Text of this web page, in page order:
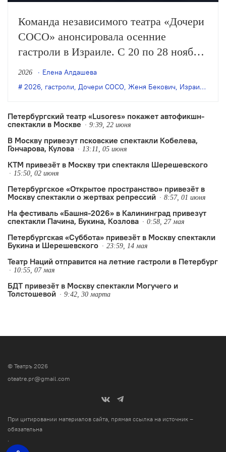
Команда независимого театра «Дочери
СОСО» анонсировала осенние
гастроли в Израиле. С 20 по 28 ноября
здесь впервые будет показано «Наше
сокровище» — авторский спектакль
Беркович.
2026
Елена Алдашева
2026, гастроли, Дочери СОСО, Женя Бекович, Израиль
Петербургский театр «Lusores» покажет автофикшн-
спектакли в Москве
9:39, 22 июня
В Москву привезут псковские спектакли Кобелева,
Гончарова, Кулова
13:11, 05 июня
КТМ привезёт в Москву три спектакля Шерешевского
15:50, 02 июня
Петербургское «Открытое пространство» привезёт в
Москву спектакли о жертвах репрессий
8:57, 01 июня
На фестиваль «Башня-2026» в Калининград привезут
спектакли Пачина, Букина, Козлова
0:58, 27 мая
Петербургская «Суббота» привезёт в Москву спектакли
Букина и Шерешевского
23:59, 14 мая
Театр Наций отправится на летние гастроли в Петербург
10:55, 07 мая
БДТ привезёт в Москву спектакли Могучего и
Толстошевой
9:42, 30 марта
© Театръ 2026
oteatre.pr@gmail.com
При цитировании материалов сайта, прямая ссылка на источник –
обязательна
.